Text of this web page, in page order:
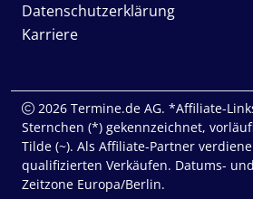
Datenschutzerklärung
Karriere
2026 Termine.de AG. *Affiliate-
Sternchen (*) gekennzeichnet,
Tilde (~). Als Affiliate-Partner
qualifizierten Verkäufen. Datums-
Zeitzone Europa/Berlin.